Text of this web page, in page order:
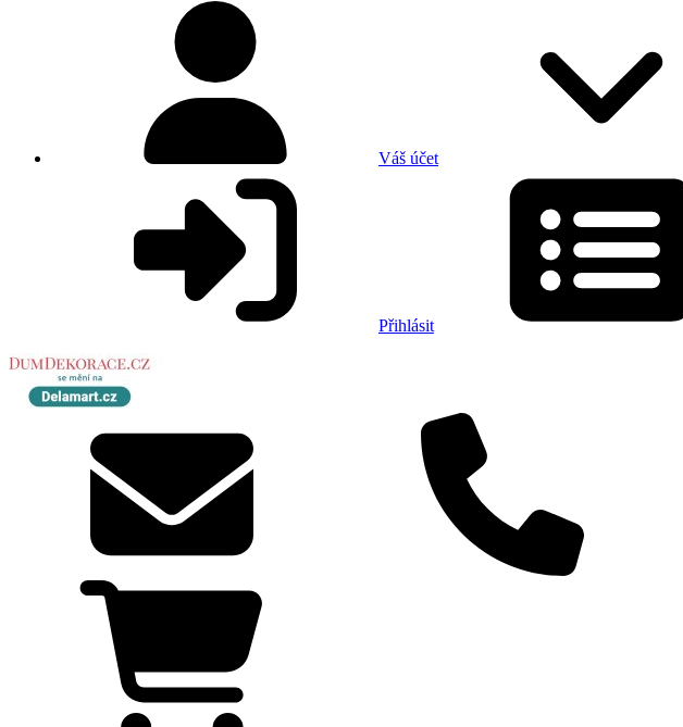
Váš účet
Přihlásit